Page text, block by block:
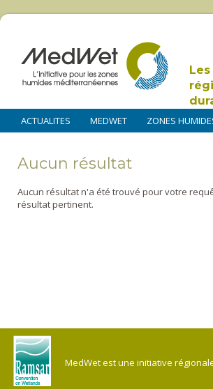
ACTUALITES MEDWET ZONES
Aucun résultat
Aucun résultat n'a été trouvé pour votre
résultat pertinent.
MedWet est une initiative